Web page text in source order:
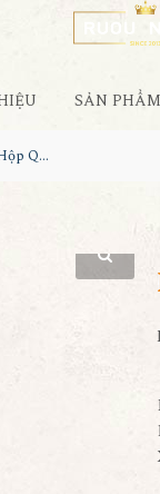
SẢN PHẨM
Rượu Mortlach 18 - Hộp Quà Tết 2022